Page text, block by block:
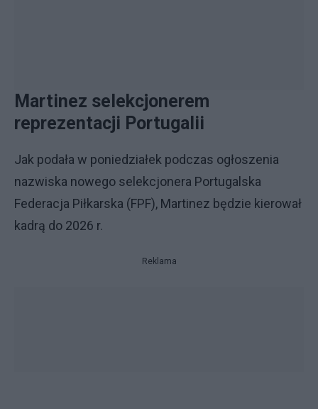
Martinez selekcjonerem
reprezentacji Portugalii
Jak podała w poniedziałek podczas ogłoszenia
nazwiska nowego selekcjonera Portugalska
Federacja Piłkarska (FPF), Martinez będzie kierował
kadrą do 2026 r.
Reklama